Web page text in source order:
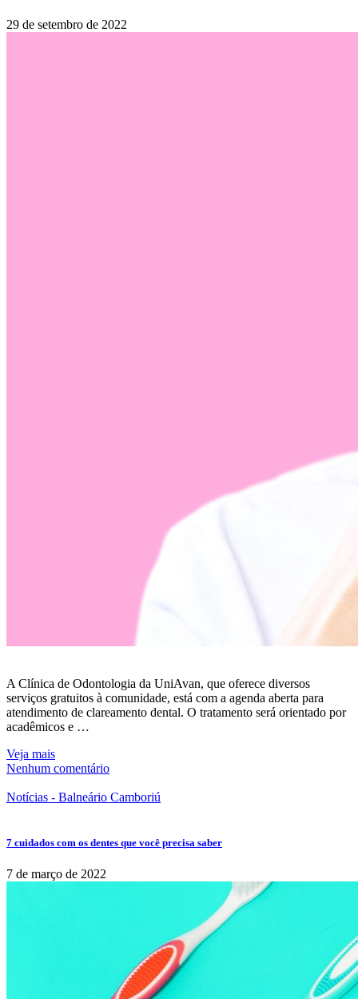
29 de setembro de 2022
A Clínica de Odontologia da UniAvan, que oferece diversos
serviços gratuitos à comunidade, está com a agenda aberta para
atendimento de clareamento dental. O tratamento será orientado por
acadêmicos e …
Veja mais
Nenhum comentário
Notícias - Balneário Camboriú
7 cuidados com os dentes que você precisa saber
7 de março de 2022